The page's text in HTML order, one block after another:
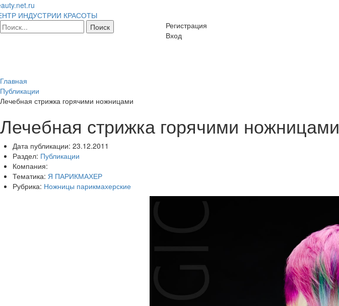
ИНДУСТРИИ КРАСОТЫ
Регистрация
Вход
Главная
Публикации
Лечебная стрижка горячими ножницами
Лечебная стрижка горячими ножницами
Дата публикации: 23.12.2011
Раздел: Публикации
Компания:
Тематика: Я ПАРИКМАХЕР
Рубрика: Ножницы парикмахерские